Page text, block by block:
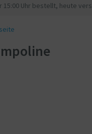
15:00 Uhr bestellt, heute